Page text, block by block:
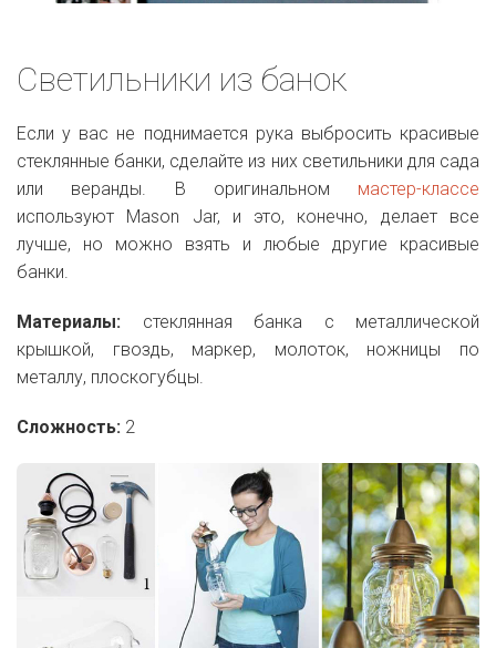
Светильники из банок
Если у вас не поднимается рука выбросить красивые
стеклянные банки, сделайте из них светильники для сада
или веранды. В оригинальном мастер-классе
используют Mason Jar, и это, конечно, делает все
лучше, но можно взять и любые другие красивые
банки.
Материалы: стеклянная банка с металлической
крышкой, гвоздь, маркер, молоток, ножницы по
металлу, плоскогубцы.
Сложность: 2